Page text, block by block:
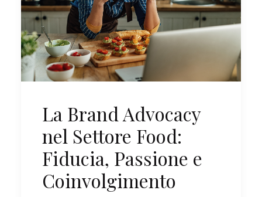
La Brand Advocacy
nel Settore Food:
Fiducia, Passione e
Coinvolgimento